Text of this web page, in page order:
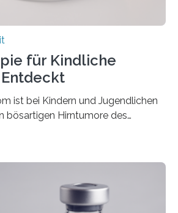
für Kindliche
ist bei Kindern und Jugendlichen
bösartigen Hirntumore des
mit heutigen Methoden geheilt
zielgerichtete Therapien, die
angreifen und normales